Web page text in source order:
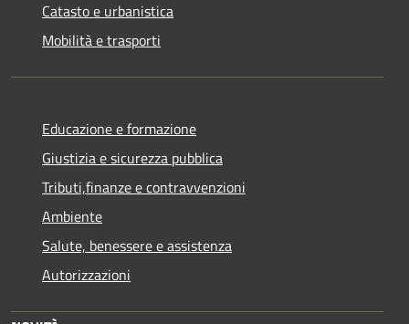
Catasto e urbanistica
Mobilità e trasporti
Educazione e formazione
Giustizia e sicurezza pubblica
Tributi,finanze e contravvenzioni
Ambiente
Salute, benessere e assistenza
Autorizzazioni